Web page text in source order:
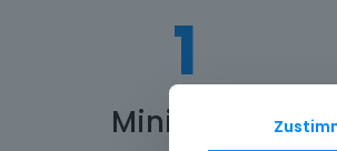
1
Minimaler